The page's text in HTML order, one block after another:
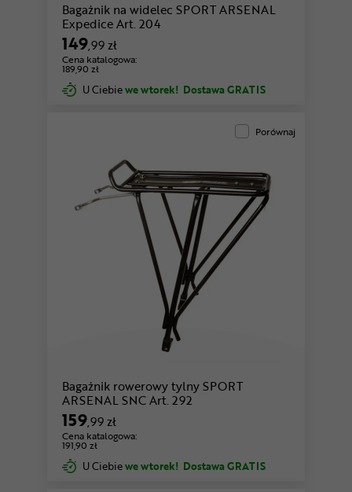
Bagażnik na widelec SPORT ARSENAL
Expedice Art. 204
149,99 zł
Cena katalogowa:
189,90 zł
U Ciebiewe wtorek! Dostawa GRATIS
Porównaj
Bagażnik rowerowy tylny SPORT
ARSENAL SNC Art. 292
159,99 zł
Cena katalogowa:
191,90 zł
U Ciebiewe wtorek! Dostawa GRATIS